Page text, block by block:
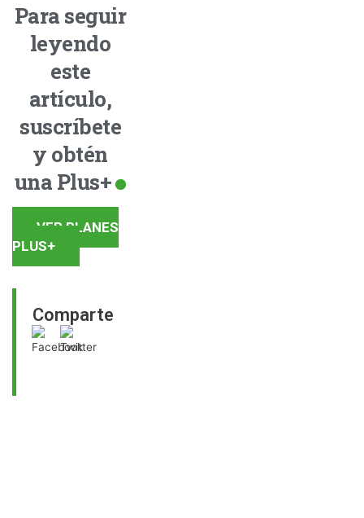
Comparte
Para seguir
leyendo
este
artículo,
suscríbete
y obtén
una Plus+
VER PLANES
PLUS+